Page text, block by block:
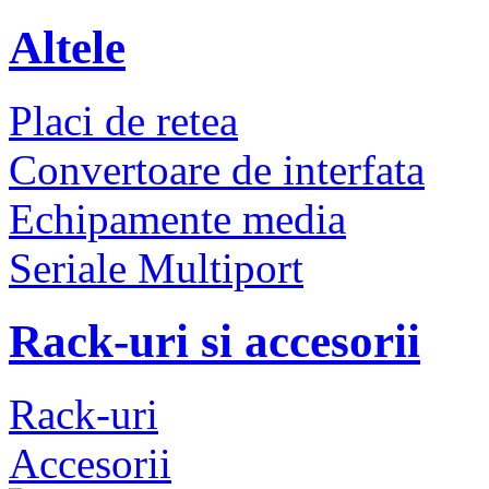
Altele
Placi de retea
Convertoare de interfata
Echipamente media
Seriale Multiport
Rack-uri si accesorii
Rack-uri
Accesorii